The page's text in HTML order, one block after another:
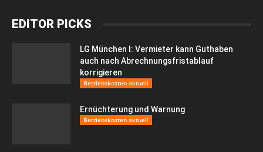
EDITOR PICKS
LG München I: Vermieter kann Guthaben
auch nach Abrechnungsfristablauf
korrigieren
Betriebskosten aktuell
Ernüchterung und Warnung
Betriebskosten aktuell